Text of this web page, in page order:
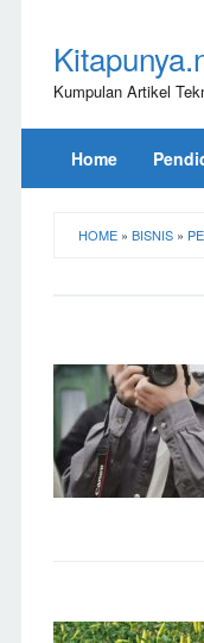
konten
Kumpulan Artikel
Home
HOME » BISNIS »